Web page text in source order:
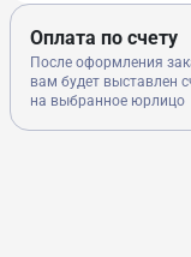
Оплата по счету
После оформления
вам будет выставлен
на выбранное юрлицо